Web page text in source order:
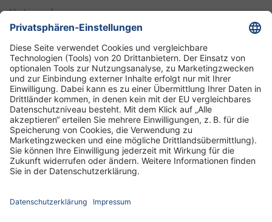
Unternehmen
Informationen
Standorte
DRK-Schwesternschaft Berlin
Impressum